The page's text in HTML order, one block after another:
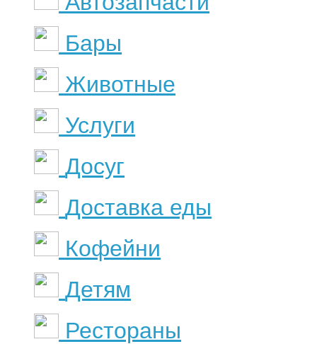
Бары
Животные
Услуги
Досуг
Доставка еды
Кофейни
Детям
Рестораны